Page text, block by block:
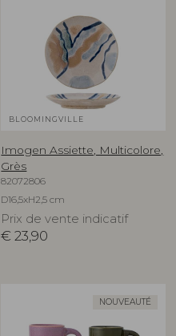
BLOOMINGVILLE
Imogen Assiette, Multicolore,
Grès
82072806
D16,5xH2,5 cm
Prix de vente indicatif
€ 23,90
NOUVEAUTÉ